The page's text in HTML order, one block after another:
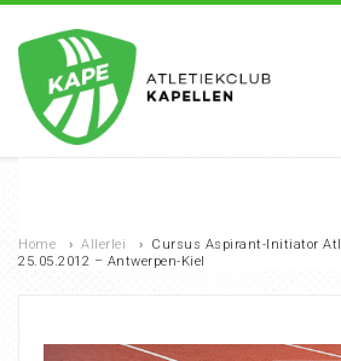
Home › Allerlei › Cursus Aspirant-Initiator
25.05.2012 – Antwerpen-Kiel